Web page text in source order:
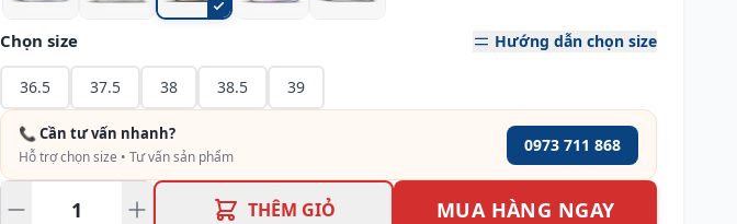
Chọn size Hướng dẫn chọn size
36.5 37.5 38 38.5 39
📞 Cần tư vấn nhanh?
Hỗ trợ chọn size • Tư vấn sản phẩm
0973 711 868
THÊM GIỎ MUA HÀNG NGAY